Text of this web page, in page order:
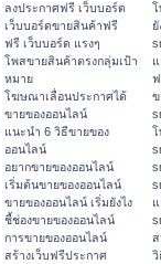
ลงประกาศฟรี เว็บบอร์ด
เว็บบอร์ดขายสินค้าฟรี
ฟรี เว็บบอร์ด แรงๆ
โพสขายสินค้าตรงกลุ่มเป้า
หมาย
โฆษณาเลื่อนประกาศได้
ขายของออนไลน์
แนะนำ 6 วิธีขายของ
ออนไลน์
อยากขายของออนไลน์
เริ่มต้นขายของออนไลน์
ขายของออนไลน์ เริ่มยังไง
ชี้ช่องขายของออนไลน์
การขายของออนไลน์
สร้างเว็บฟรีประกาศ
ข
โ
ส
วิ